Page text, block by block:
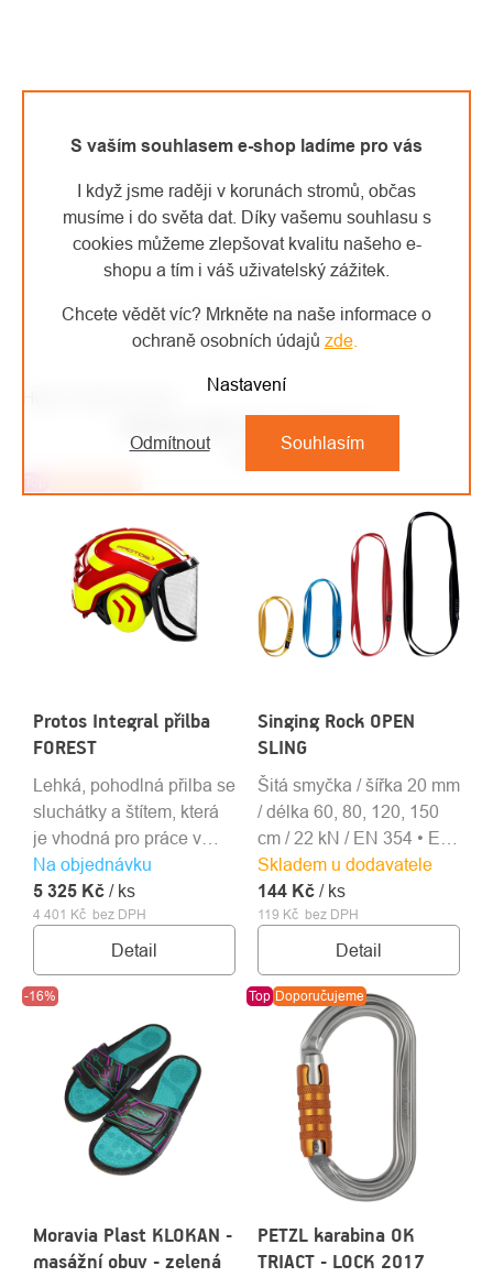
S vaším souhlasem e-shop ladíme pro vás
I když jsme raději v korunách stromů, občas
musíme i do světa dat. Díky vašemu souhlasu s
cookies můžeme zlepšovat kvalitu našeho e-
shopu a tím i váš uživatelský zážitek.
Chcete vědět víc? Mrkněte na naše informace o
ochraně osobních údajů zde.
Nastavení
Odmítnout Souhlasím
DMM kladka Pinto Pulley
Protos Integral přilba
FOREST
Na objednávku
4 401 Kč bez DPH
5 325 Kč / ks
Detail
Lehká, pohodlná přilba se
sluchátky a štítem, která
je vhodná pro práce v
lese a práce s motorovou
pilou.
Singing Rock OPEN
SLING
Skladem u dodavatele
119 Kč bez DPH
144 Kč / ks
Detail
Šitá smyčka / šířka 20 mm
/ délka 60, 80, 120, 150
cm / 22 kN / EN 354 • EN
566 • EN 795B
-16%
Moravia Plast KLOKAN -
masážní obuv - zelená
Top Doporučujeme
PETZL karabina OK
TRIACT - LOCK 2017